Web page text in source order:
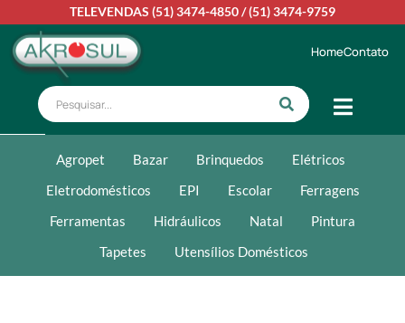
TELEVENDAS (51) 3474-4850/(51) 3474-9759
HomeContato
Agropet Bazar Brinquedos
Elétricos
Eletrodomésticos
EPI Escolar
Ferragens
Ferramentas
Hidráulicos Natal
Pintura
Tapetes
Utensílios Domésticos